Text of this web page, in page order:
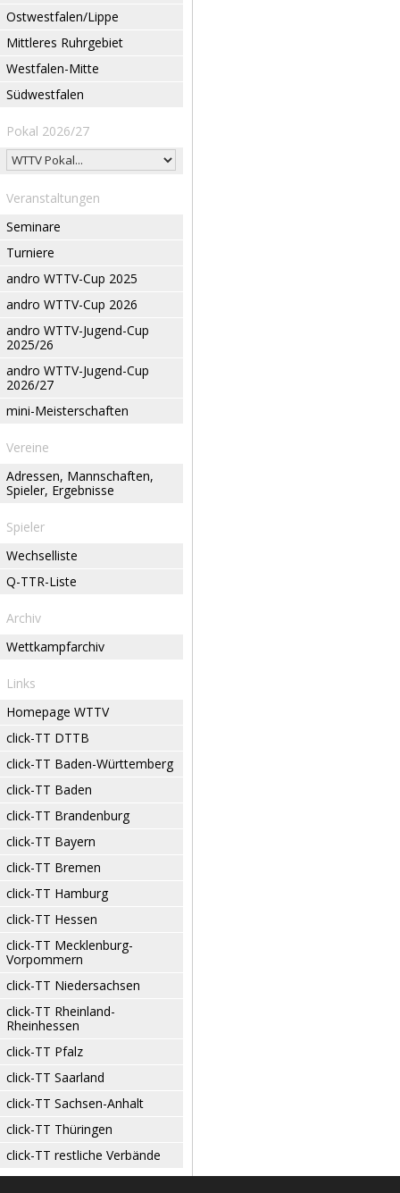
Ostwestfalen/Lippe
Mittleres Ruhrgebiet
Westfalen-Mitte
Südwestfalen
Pokal 2026/27
Veranstaltungen
Seminare
Turniere
andro WTTV-Cup 2025
andro WTTV-Cup 2026
andro WTTV-Jugend-Cup
2025/26
andro WTTV-Jugend-Cup
2026/27
mini-Meisterschaften
Vereine
Adressen, Mannschaften,
Spieler, Ergebnisse
Spieler
Wechselliste
Q-TTR-Liste
Archiv
Wettkampfarchiv
Links
Homepage WTTV
click-TT DTTB
click-TT Baden-Württemberg
click-TT Baden
click-TT Brandenburg
click-TT Bayern
click-TT Bremen
click-TT Hamburg
click-TT Hessen
click-TT Mecklenburg-
Vorpommern
click-TT Niedersachsen
click-TT Rheinland-
Rheinhessen
click-TT Pfalz
click-TT Saarland
click-TT Sachsen-Anhalt
click-TT Thüringen
click-TT restliche Verbände